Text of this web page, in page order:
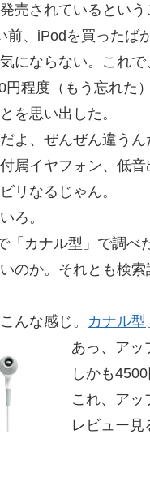
売されているという
、iPodを買ったば
にならない。これ
円程度（もう忘れた
を思い出した。
よ、ぜんぜん違うん
属イヤフォン、低音
リなるじゃん。
ろ。
カナル型」で調べ
のか。それとも検
んな感じ。 カナル型
あっ、アッ
しかも4500
これ、アッ
レビュー見